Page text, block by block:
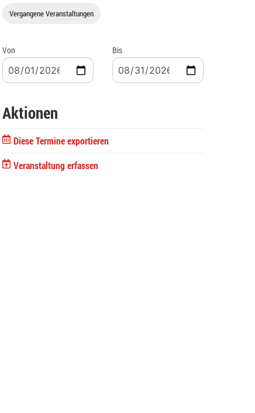
Vergangene Veranstaltungen
Von Bis
Aktionen
Diese Termine exportieren
Veranstaltung erfassen